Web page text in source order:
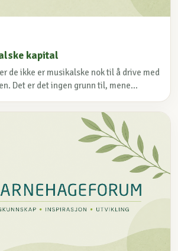
kapital
de ikke er musikalske nok til å drive med
Det er det ingen grunn til, mene...